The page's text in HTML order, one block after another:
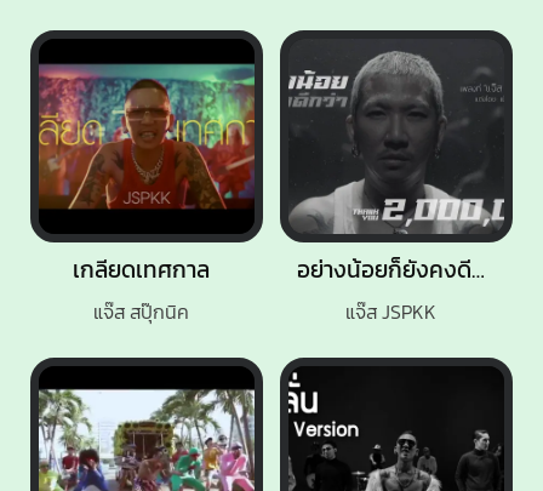
เกลียดเทศกาล
แจ๊ส สปุ๊กนิค
อย่างน้อยก็ยังคงดีกว่า
แจ๊ส JSPKK